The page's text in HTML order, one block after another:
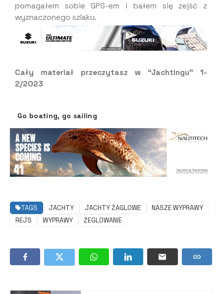
pomagałem sobie GPS-em i bałem się zejść z
wyznaczonego szlaku.
Cały materiał przeczytasz w “Jachtingu” 1-
2/2023
Go boating, go sailing
TAGS JACHTY JACHTY ŻAGLOWE
NASZE WYPRAWY
REJS
WYPRAWY ŻEGLOWANIE